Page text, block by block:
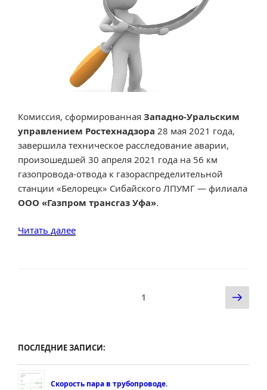
Комиссия, сформированная Западно-Уральским
управлением Ростехнадзора 28 мая 2021 года,
завершила техническое расследование аварии,
произошедшей 30 апреля 2021 года на 56 км
газопровода-отвода к газораспределительной
станции «Белорецк» Сибайского ЛПУМГ — филиала
ООО «Газпром трансгаз Уфа».
Читать далее«Ростехнадзор
трансгаз
1
ПОСЛЕДНИЕ ЗАПИСИ:
Скорость пара в трубопроводе.